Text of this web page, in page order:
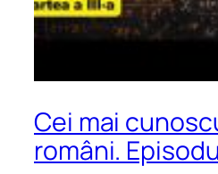
Cei mai
români.